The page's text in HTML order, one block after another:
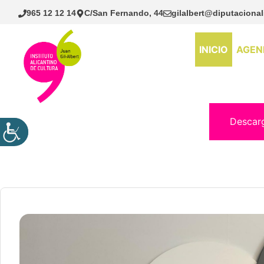
Saltar
965 12 12 14 C/San Fernando, 44
INICIO